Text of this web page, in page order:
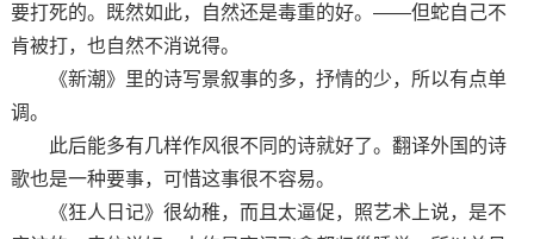
要打死的。既然如此，自然还是毒重的好。——但蛇自己不
肯被打，也自然不消说得。
《新潮》里的诗写景叙事的多，抒情的少，所以有点单
调。
此后能多有几样作风很不同的诗就好了。翻译外国的诗
歌也是一种要事，可惜这事很不容易。
《狂人日记》很幼稚，而且太逼促，照艺术上说，是不